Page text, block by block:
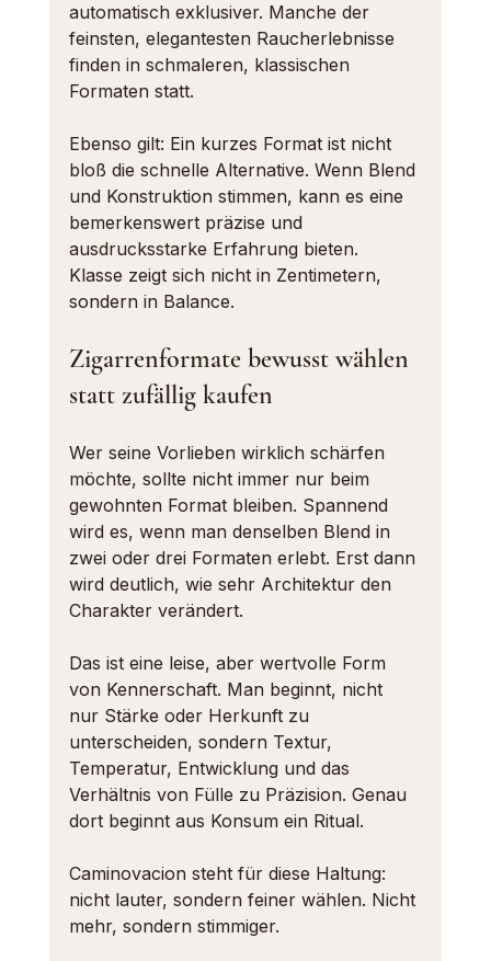
automatisch exklusiver. Manche der
feinsten, elegantesten Raucherlebnisse
finden in schmaleren, klassischen
Formaten statt.
Ebenso gilt: Ein kurzes Format ist nicht
bloß die schnelle Alternative. Wenn Blend
und Konstruktion stimmen, kann es eine
bemerkenswert präzise und
ausdrucksstarke Erfahrung bieten.
Klasse zeigt sich nicht in Zentimetern,
sondern in Balance.
Zigarrenformate bewusst wählen
statt zufällig kaufen
Wer seine Vorlieben wirklich schärfen
möchte, sollte nicht immer nur beim
gewohnten Format bleiben. Spannend
wird es, wenn man denselben Blend in
zwei oder drei Formaten erlebt. Erst dann
wird deutlich, wie sehr Architektur den
Charakter verändert.
Das ist eine leise, aber wertvolle Form
von Kennerschaft. Man beginnt, nicht
nur Stärke oder Herkunft zu
unterscheiden, sondern Textur,
Temperatur, Entwicklung und das
Verhältnis von Fülle zu Präzision. Genau
dort beginnt aus Konsum ein Ritual.
Caminovacion steht für diese Haltung:
nicht lauter, sondern feiner wählen. Nicht
mehr, sondern stimmiger.